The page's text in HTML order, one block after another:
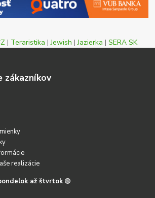
| Teraristika |Jewish |Jazierka | SERA SK
zákazníkov
realizácie
až štvrtok 🟢